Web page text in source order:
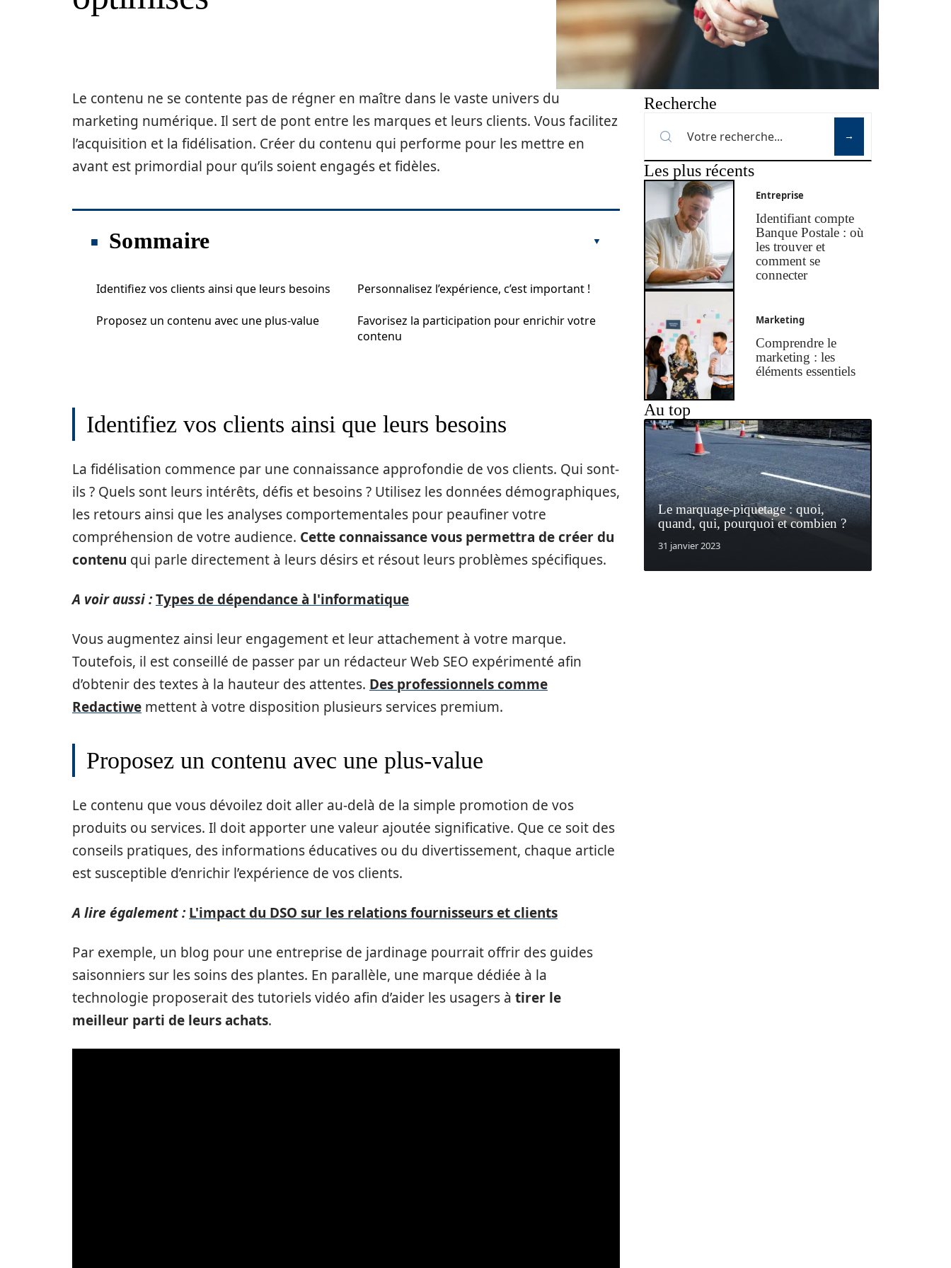
Le contenu ne se contente pas de régner en maître dans le vaste univers du
marketing numérique. Il sert de pont entre les marques et leurs clients. Vous facilitez
l’acquisition et la fidélisation. Créer du contenu qui performe pour les mettre en
avant est primordial pour qu’ils soient engagés et fidèles.
Sommaire
Identifiez vos clients ainsi que leurs besoins
Proposez un contenu avec une plus-value
Personnalisez l’expérience, c’est important !
Favorisez la participation pour enrichir votre
contenu
Identifiez vos clients ainsi que leurs besoins
La fidélisation commence par une connaissance approfondie de vos clients. Qui sont-
ils ? Quels sont leurs intérêts, défis et besoins ? Utilisez les données démographiques,
les retours ainsi que les analyses comportementales pour peaufiner votre
compréhension de votre audience. Cette connaissance vous permettra de créer du
contenu qui parle directement à leurs désirs et résout leurs problèmes spécifiques.
A voir aussi :Types de dépendance à l'informatique
Vous augmentez ainsi leur engagement et leur attachement à votre marque.
Toutefois, il est conseillé de passer par un rédacteur Web SEO expérimenté afin
d’obtenir des textes à la hauteur des attentes. Des professionnels comme
Redactiwe mettent à votre disposition plusieurs services premium.
Proposez un contenu avec une plus-value
Le contenu que vous dévoilez doit aller au-delà de la simple promotion de vos
produits ou services. Il doit apporter une valeur ajoutée significative. Que ce soit des
conseils pratiques, des informations éducatives ou du divertissement, chaque article
est susceptible d’enrichir l’expérience de vos clients.
A lire également : L'impact du DSO sur les relations fournisseurs et clients
Par exemple, un blog pour une entreprise de jardinage pourrait offrir des guides
saisonniers sur les soins des plantes. En parallèle, une marque dédiée à la
technologie proposerait des tutoriels vidéo afin d’aider les usagers à tirer le
meilleur parti de leurs achats.
Recherche
Les plus récents
Entreprise
Identifiant compte
Banque Postale : où
les trouver et
comment se
connecter
Marketing
Comprendre le
marketing : les
éléments essentiels
Au top
Le marquage-piquetage : quoi,
quand, qui, pourquoi et combien ?
31 janvier 2023